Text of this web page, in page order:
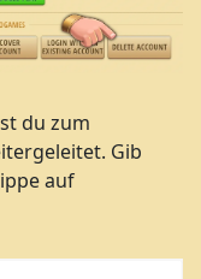
du zum
Gib
auf